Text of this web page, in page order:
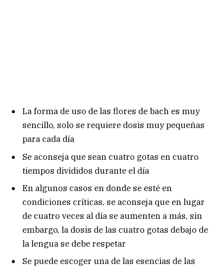
La forma de uso de las flores de bach es muy
sencillo, solo se requiere dosis muy pequeñas
para cada día
Se aconseja que sean cuatro gotas en cuatro
tiempos divididos durante el día
En algunos casos en donde se esté en
condiciones críticas, se aconseja que en lugar
de cuatro veces al día se aumenten a más, sin
embargo, la dosis de las cuatro gotas debajo de
la lengua se debe respetar
Se puede escoger una de las esencias de las